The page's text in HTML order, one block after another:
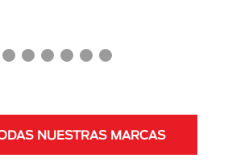
NUESTRAS MARCAS